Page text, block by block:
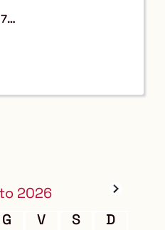
2026
G V S
D